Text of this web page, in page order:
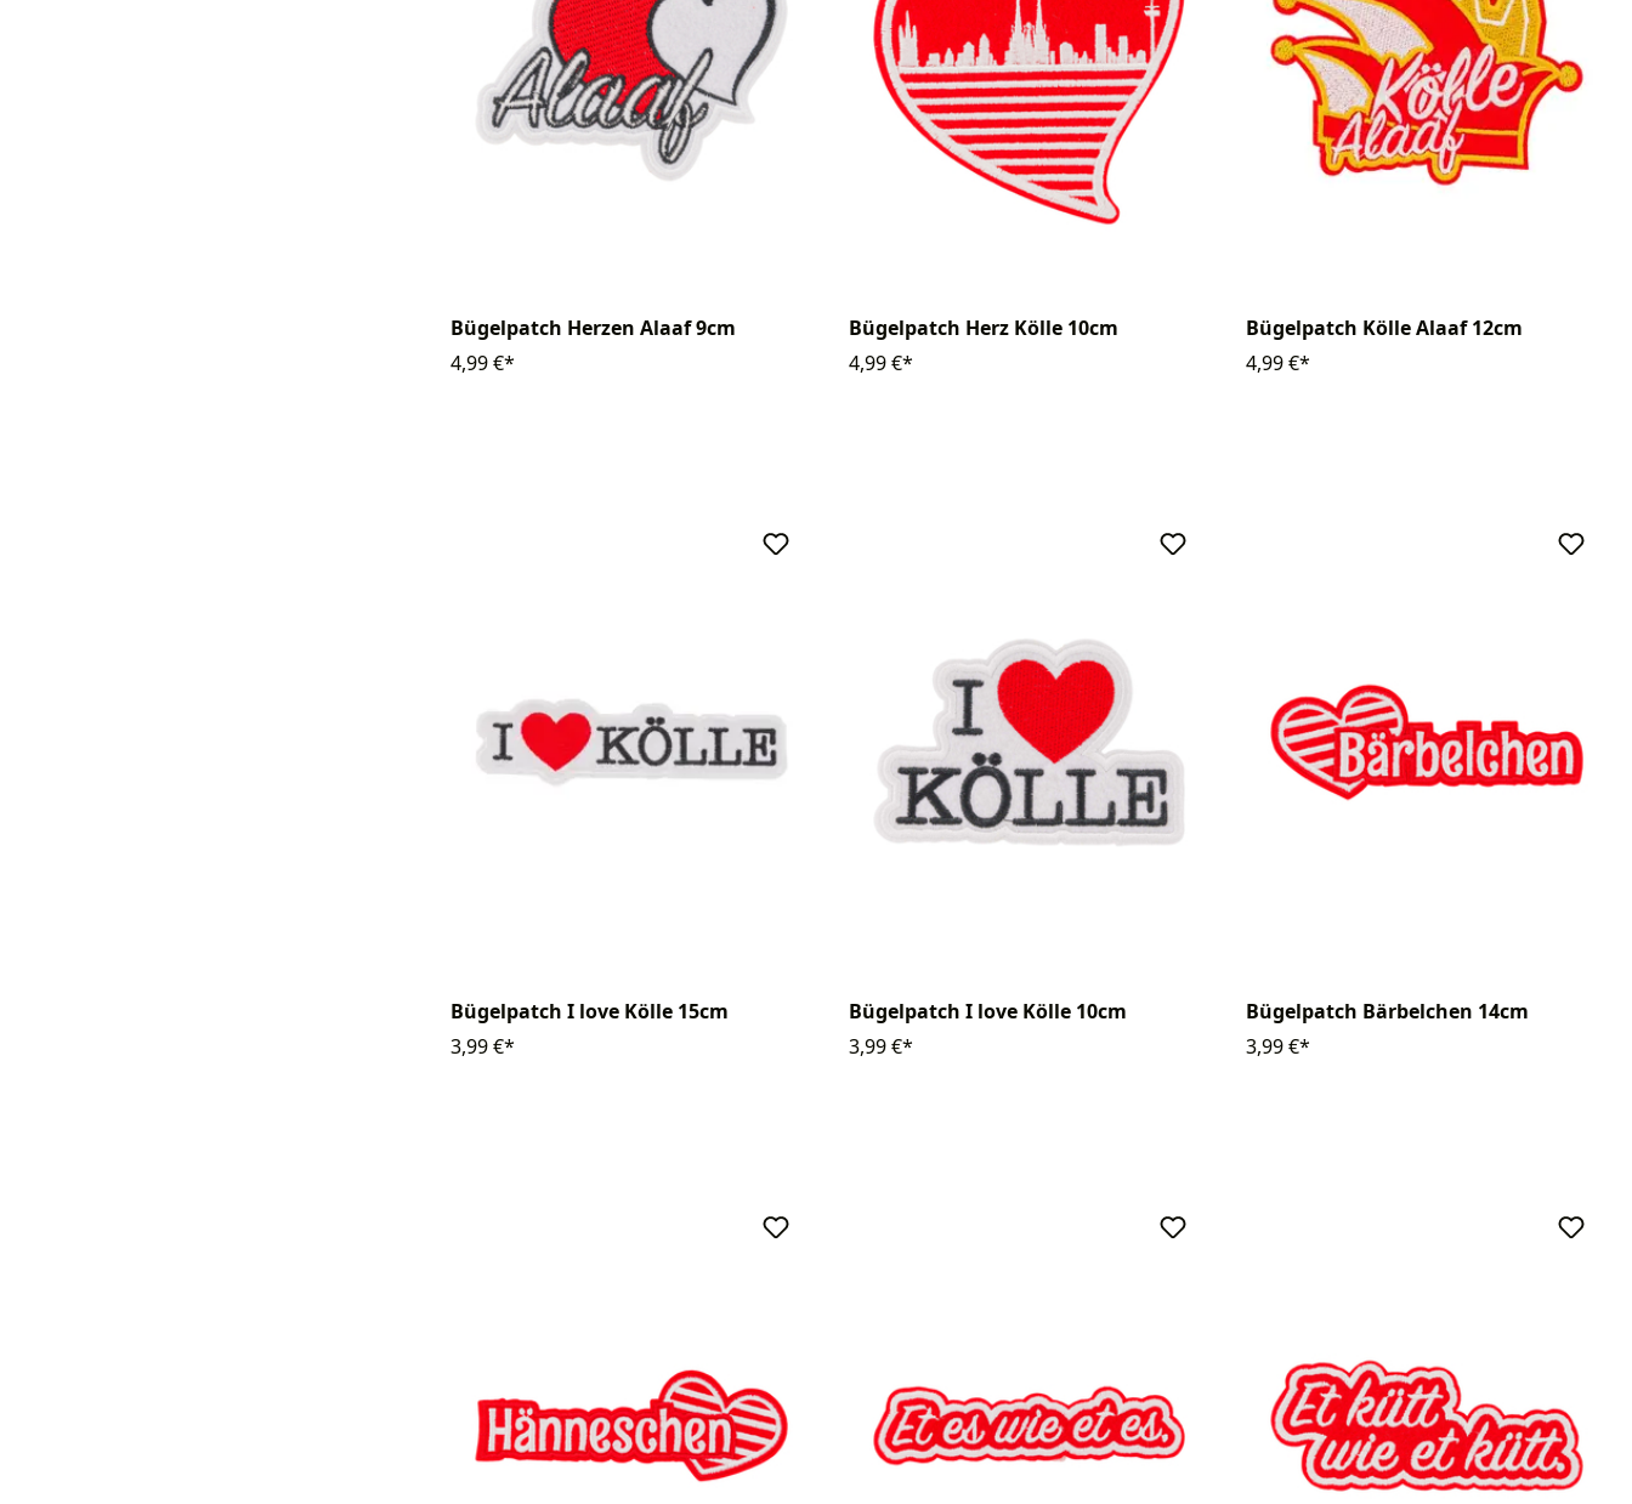
Bügelpatch Herzen Alaaf 9cm
4,99 €*
Bügelpatch Herz Kölle 10cm
4,99 €*
Bügelpatch Kölle Alaaf 12cm
4,99 €*
Bügelpatch I love Kölle 15cm
3,99 €*
Bügelpatch I love Kölle 10cm
3,99 €*
Bügelpatch Bärbelchen 14cm
3,99 €*